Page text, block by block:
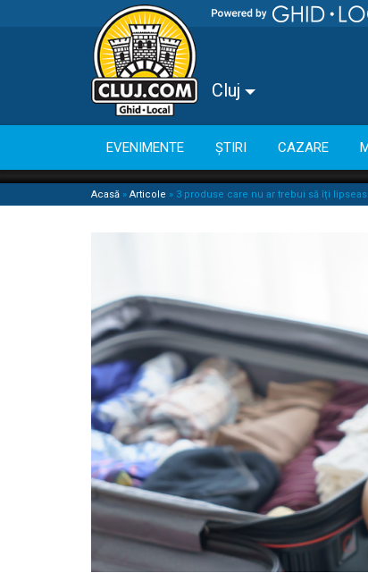
Cluj
EVENIMENTE ȘTIRI CAZARE
Acasă » Articole » 3 produse care nu ar trebui să îți